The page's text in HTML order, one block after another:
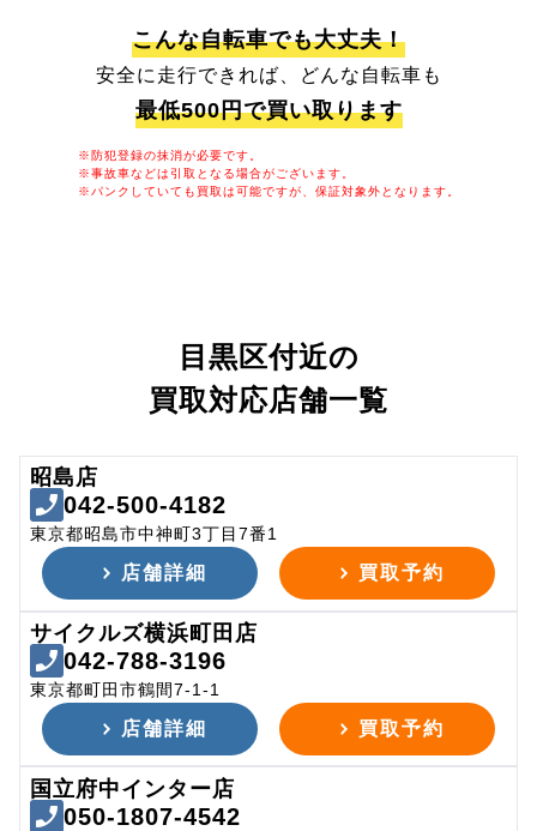
こんな自転車でも大丈夫！
安全に走行できれば、どんな自転車も
最低500円で買い取ります
※防犯登録の抹消が必要です。
※事故車などは引取となる場合がございます。
※パンクしていても買取は可能ですが、保証対象外となります。
目黒区付近の
買取対応店舗一覧
昭島店
042-500-4182
東京都昭島市中神町3丁目7番1
店舗詳細 買取予約
サイクルズ横浜町田店
042-788-3196
東京都町田市鶴間7-1-1
店舗詳細 買取予約
国立府中インター店
050-1807-4542